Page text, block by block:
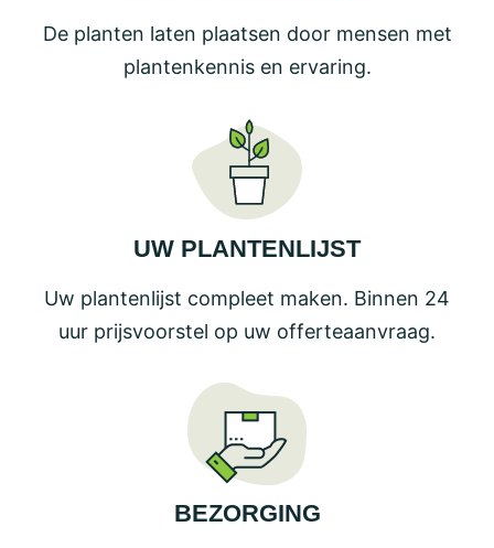
De planten laten plaatsen door mensen met
plantenkennis en ervaring.
UW PLANTENLIJST
Uw plantenlijst compleet maken. Binnen 24
uur prijsvoorstel op uw offerteaanvraag.
BEZORGING